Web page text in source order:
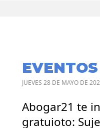
EVENTOS
JUEVES 28 DE MAYO DE
Abogar21 te
gratuioto: